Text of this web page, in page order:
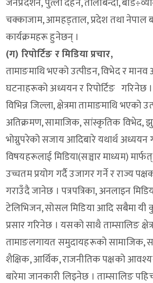
चक्काजाम, आमहड्ताल, प्रदेश तथा नेपाल
कार्यक्रमहरू हुनेछन् ।
(ग) रिपोर्टिङ र मिडिया प्रचार,
तामाङमाथि भएको उत्पीडन, विभेद र
घटनाहरूको अध्ययन र रिपोर्टिङ गरिनेछ
विभिन्न जिल्ला, क्षेत्रमा तामाङमाथि भएको
अतिक्रमण, सामाजिक, सांस्कृतिक विभेद,
भोग्नुपरेको सजाय आदिबारे यथार्थ अध्ययन
विषयहरूलाई मिडिया(सञ्चार माध्यम)
उच्चतम प्रयोग गर्दै उजागर गर्ने र राज्य
गराउँदै जानेछ । पत्रपत्रिका, अनलाइन
टेलिभिजन, सोसल मिडिया आदि सबैमा यी
प्रसार गरिनेछ । यसको साथै ताम्सालिङ
तामाङलगायत समुदायहरूको सामाजिक,
शैक्षिक, आर्थिक, राजनीतिक पक्षको
बारेमा जानकारी लिइनेछ । ताम्सालिङ